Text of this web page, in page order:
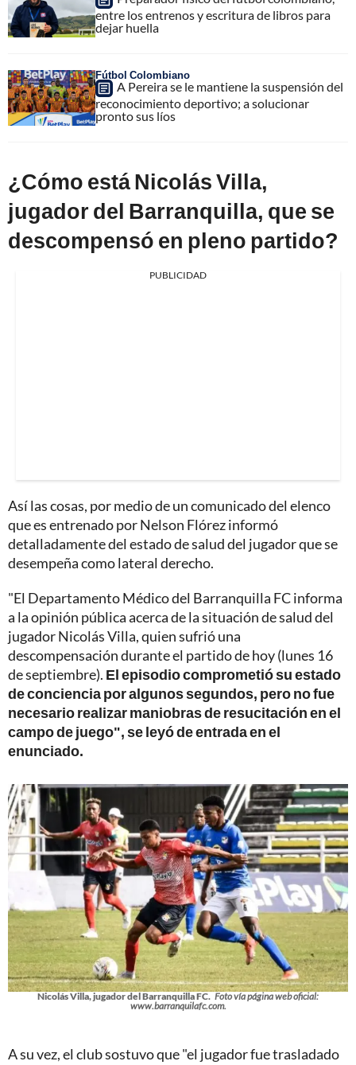
entre los entrenos y escritura de libros para
dejar huella
Fútbol Colombiano
A Pereira se le mantiene la suspensión del
reconocimiento deportivo; a solucionar
pronto sus líos
¿Cómo está Nicolás Villa,
jugador del Barranquilla, que se
descompensó en pleno partido?
PUBLICIDAD
Así las cosas, por medio de un comunicado del elenco
que es entrenado por Nelson Flórez informó
detalladamente del estado de salud del jugador que se
desempeña como lateral derecho.
"El Departamento Médico del Barranquilla FC informa
a la opinión pública acerca de la situación de salud del
jugador Nicolás Villa, quien sufrió una
descompensación durante el partido de hoy (lunes 16
de septiembre). El episodio comprometió su estado
de conciencia por algunos segundos, pero no fue
necesario realizar maniobras de resucitación en el
campo de juego", se leyó de entrada en el
enunciado.
Nicolás Villa, jugador del Barranquilla FC. Foto vía página web oficial:
www.barranquilafc.com.
A su vez, el club sostuvo que "el jugador fue trasladado